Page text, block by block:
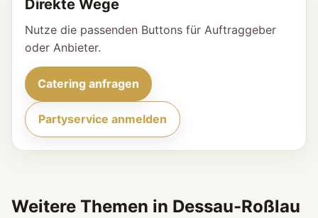
Direkte Wege
Nutze die passenden Buttons für Auftraggeber
oder Anbieter.
Catering anfragen
Partyservice anmelden
Weitere Themen in Dessau-Roßlau